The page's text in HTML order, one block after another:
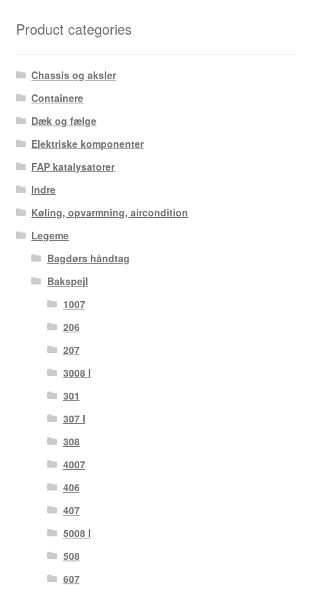
Product categories
Chassis og aksler
Containere
Dæk og fælge
Elektriske komponenter
FAP katalysatorer
Indre
Køling, opvarmning, aircondition
Legeme
Bagdørs håndtag
Bakspejl
1007
206
207
3008 I
301
307 I
308
4007
406
407
5008 I
508
607